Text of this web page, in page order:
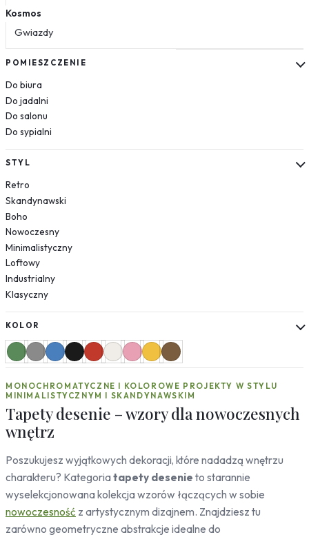
Kosmos
Gwiazdy
Kwiaty
Jedzenie
Pojazdy
Samochody
Samoloty
Helikoptery
Rośliny
Liście
Las
Niebo
Tekstury
Beton
Geometryczne
Zwierzęta
Leśne
Motyle
Koty
Konie
Ptaki
Ornamenty
Mozaika
Desenie
POMIESZCZENIE
Do biura
Do jadalni
Do salonu
Do sypialni
STYL
Retro
Skandynawski
Boho
Nowoczesny
Minimalistyczny
Loftowy
Industrialny
Klasyczny
KOLOR
MONOCHROMATYCZNE I KOLOROWE PROJEKTY W STYLU
MINIMALISTYCZNYM I SKANDYNAWSKIM
Tapety desenie – wzory dla nowoczesnych
wnętrz
Poszukujesz wyjątkowych dekoracji, które nadadzą wnętrzu
charakteru? Kategoriatapety desenie to starannie
wyselekcjonowana kolekcja wzorów łączących w sobie
nowoczesność z artystycznym dizajnem. Znajdziesz tu
zarówno geometryczne abstrakcje idealne do